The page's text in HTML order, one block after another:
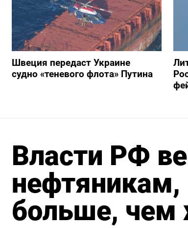
Швеция передаст Украине
судно «теневого флота» Путина
Власти РФ
нефтяникам,
больше, чем